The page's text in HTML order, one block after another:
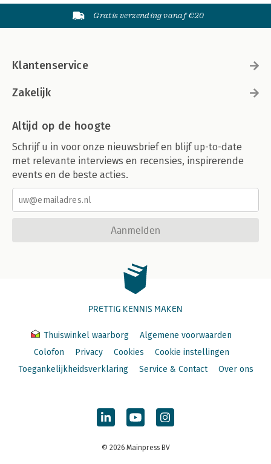
Gratis verzending vanaf €20
Klantenservice
Zakelijk
Altijd op de hoogte
Schrijf u in voor onze nieuwsbrief en blijf up-to-date
met relevante interviews en recensies, inspirerende
events en de beste acties.
Aanmelden
PRETTIG KENNIS MAKEN
Thuiswinkel waarborg
Algemene voorwaarden
Colofon
Privacy Cookies
Cookie instellingen
Toegankelijkheidsverklaring
Service & Contact Over ons
© 2026 Mainpress BV